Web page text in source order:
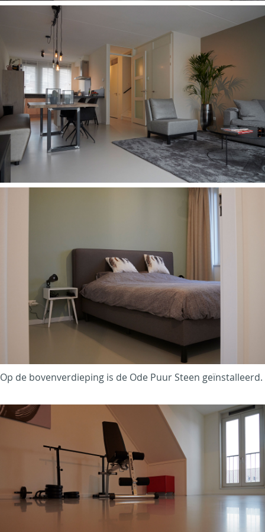
Op de bovenverdieping is de Ode Puur Steen geïnstalleerd.